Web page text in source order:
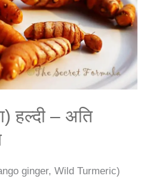
हल्दी – अति
ginger, Wild Turmeric)